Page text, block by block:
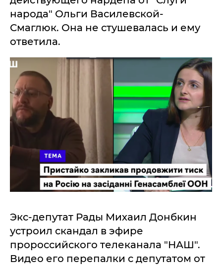
народа" Ольги Василевской-
Смаглюк. Она не стушевалась и ему
ответила.
Экс-депутат Рады Михаил Донбкин
устроил скандал в эфире
пророссийского телеканала "НАШ".
Видео его перепалки с депутатом от